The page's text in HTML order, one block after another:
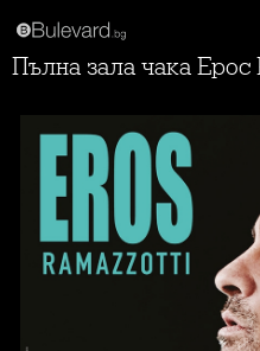
Пълна зала чака